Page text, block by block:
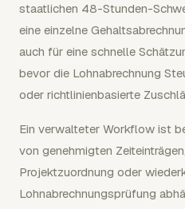
staatlichen 48-Stunden-
eine einzelne
auch für eine schnelle
bevor die Lohnabrechnung
oder richtlinienbasierte
Ein verwalteter Workflow ist
von genehmigten
Projektzuordnung oder
Lohnabrechnungsprüfung